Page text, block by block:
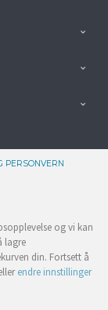
PERSONVERN
og vi kan
lagre
din. Fortsett å
endre innstillinger